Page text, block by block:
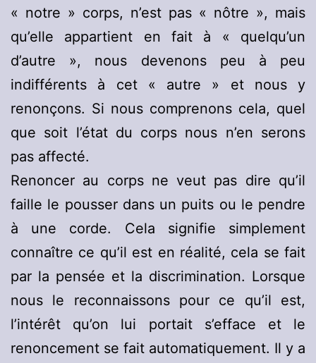
« notre » corps, n’est pas « nôtre », mais
qu’elle appartient en fait à « quelqu’un
d’autre », nous devenons peu à peu
indifférents à cet « autre » et nous y
renonçons. Si nous comprenons cela, quel
que soit l’état du corps nous n’en serons
pas affecté.
Renoncer au corps ne veut pas dire qu’il
faille le pousser dans un puits ou le pendre
à une corde. Cela signifie simplement
connaître ce qu’il est en réalité, cela se fait
par la pensée et la discrimination. Lorsque
nous le reconnaissons pour ce qu’il est,
l’intérêt qu’on lui portait s’efface et le
renoncement se fait automatiquement. Il y a